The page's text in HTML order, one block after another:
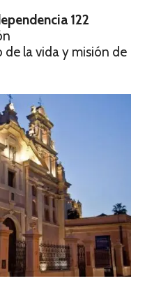
122
la vida y misión de